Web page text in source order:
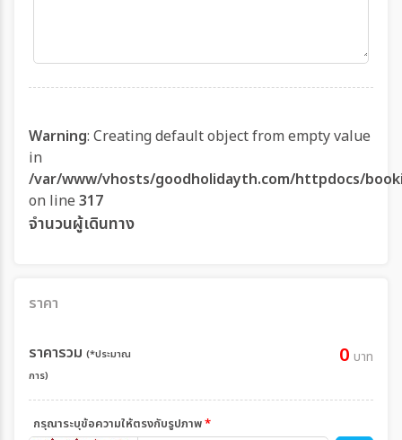
Warning: Creating default object from empty value
in
/var/www/vhosts/goodholidayth.com/httpdocs/
on line 317
จำนวนผู้เดินทาง
ราคา
ราคารวม (*ประมาณ
การ)
0 บาท
กรุณาระบุข้อความให้ตรงกับรูปภาพ*